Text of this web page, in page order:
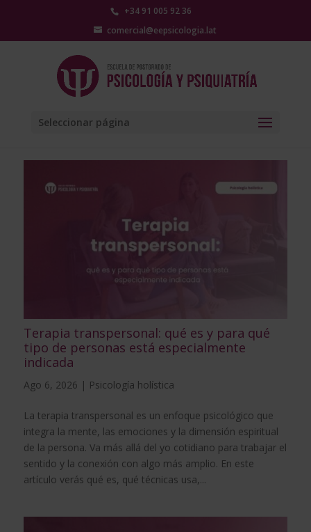
+34 91 005 92 36
comercial@eepsicologia.lat
Seleccionar página
Terapia transpersonal: qué es y para qué
tipo de personas está especialmente
indicada
Ago 6, 2026 | Psicología holística
La terapia transpersonal es un enfoque psicológico que
integra la mente, las emociones y la dimensión espiritual
de la persona. Va más allá del yo cotidiano para trabajar el
sentido y la conexión con algo más amplio. En este
artículo verás qué es, qué técnicas usa,...